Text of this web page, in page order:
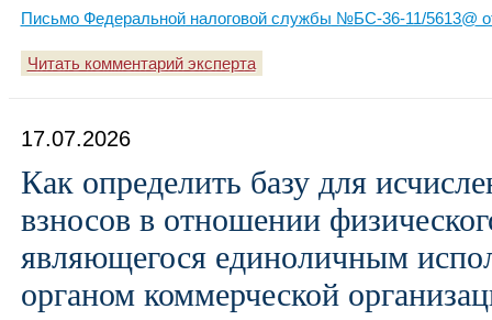
Письмо Федеральной налоговой службы №БС-36-11/5613@
Читать комментарий эксперта
17.07.2026
Как определить базу для
взносов в отношении
являющегося единоличным
органом коммерческой